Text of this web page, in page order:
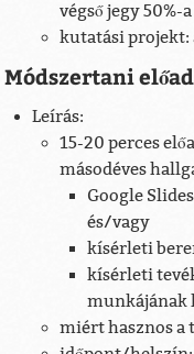
végső jegy 50%-a
kutatási projekt:
Módszertani
Leírás:
15-20 perces
másodéves
Google
és/vagy
kísérleti
kísérleti
munkájának
miért hasznos a